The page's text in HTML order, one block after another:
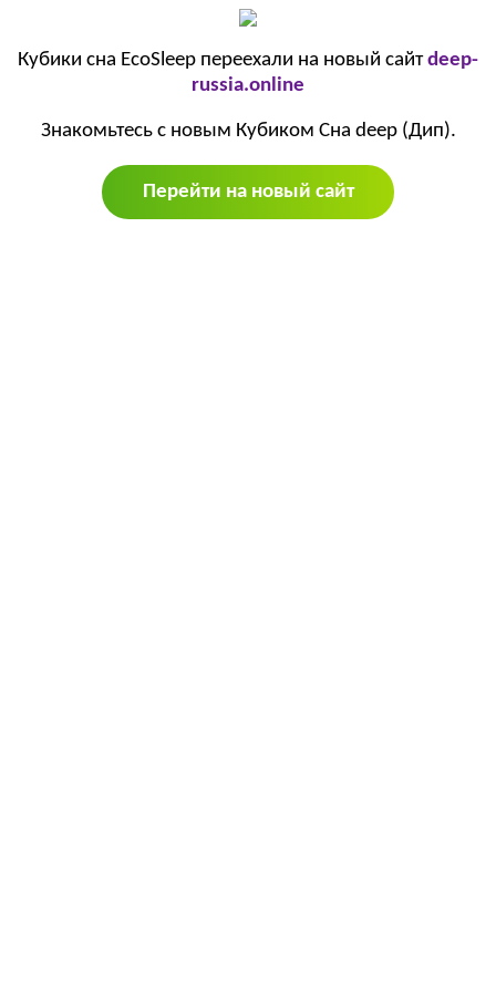
Кубики сна EcoSleep переехали на новый сайтdeep-
russia.online
Знакомьтесь с новым Кубиком Сна deep (Дип).
Перейти на новый сайт